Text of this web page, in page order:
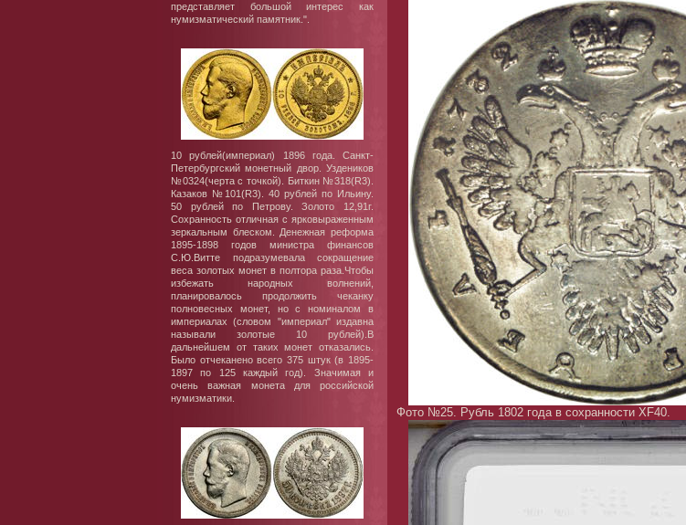
представляет большой интерес как
нумизматический памятник.".
10 рублей(империал) 1896 года. Санкт-
Петербургский монетный двор. Уздеников
№0324(черта с точкой). Биткин №318(R3).
Казаков №101(R3). 40 рублей по Ильину.
50 рублей по Петрову. Золото 12,91г.
Сохранность отличная с ярковыраженным
зеркальным блеском. Денежная реформа
1895-1898 годов министра финансов
С.Ю.Витте подразумевала сокращение
веса золотых монет в полтора раза.Чтобы
избежать народных волнений,
планировалось продолжить чеканку
полновесных монет, но с номиналом в
империалах (словом "империал" издавна
называли золотые 10 рублей).В
дальнейшем от таких монет отказались.
Было отчеканено всего 375 штук (в 1895-
1897 по 125 каждый год). Значимая и
очень важная монета для российской
нумизматики.
Фото №25. Рубль 1802 года в сохранности XF40.